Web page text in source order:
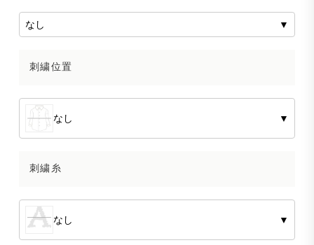
なし ▼
刺繍位置
なし ▼
刺繍糸
なし ▼